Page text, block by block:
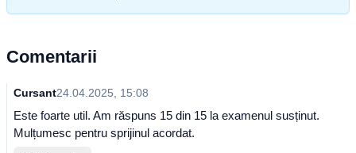
Comentarii
Cursant24.04.2025, 15:08
Este foarte util. Am răspuns 15 din 15 la examenul susținut.
Mulțumesc pentru sprijinul acordat.